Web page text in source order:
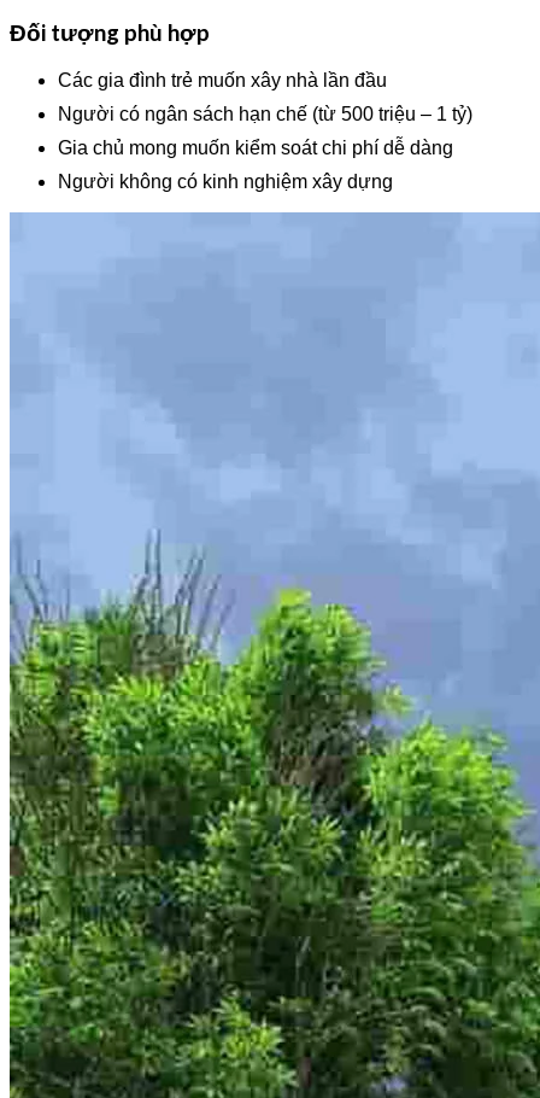
Đối tượng phù hợp
Các gia đình trẻ muốn xây nhà lần đầu
Người có ngân sách hạn chế (từ 500 triệu – 1 tỷ)
Gia chủ mong muốn kiểm soát chi phí dễ dàng
Người không có kinh nghiệm xây dựng